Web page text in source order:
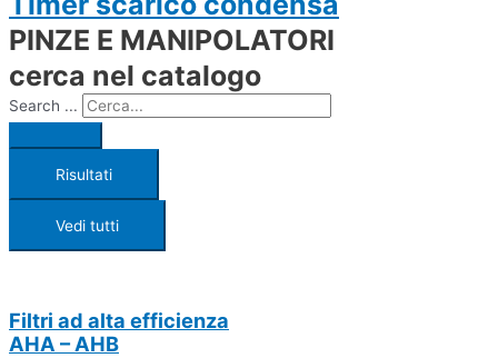
PINZE E MANIPOLATORI
cerca nel catalogo
Search ...
Risultati
Vedi tutti
Filtri ad alta efficienza
AHA – AHB